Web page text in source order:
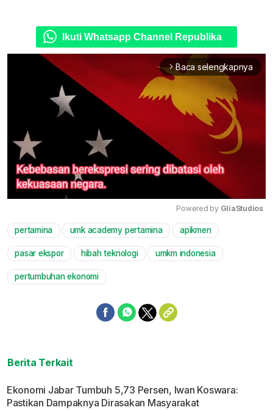
Ikuti Whatsapp Channel Republika
arrow_forward_ios Baca selengkapnya
Powered by GliaStudios
pertamina umk academy pertamina apikmen
pasar ekspor hibah teknologi umkm indonesia
pertumbuhan ekonomi
Berita Terkait
Ekonomi Jabar Tumbuh 5,73 Persen, Iwan Koswara:
Pastikan Dampaknya Dirasakan Masyarakat